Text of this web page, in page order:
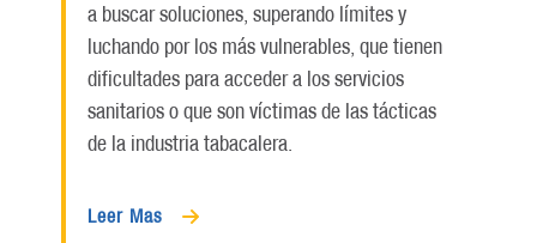
a buscar soluciones, superando límites y
luchando por los más vulnerables, que tienen
dificultades para acceder a los servicios
sanitarios o que son víctimas de las tácticas
de la industria tabacalera.
Leer Mas